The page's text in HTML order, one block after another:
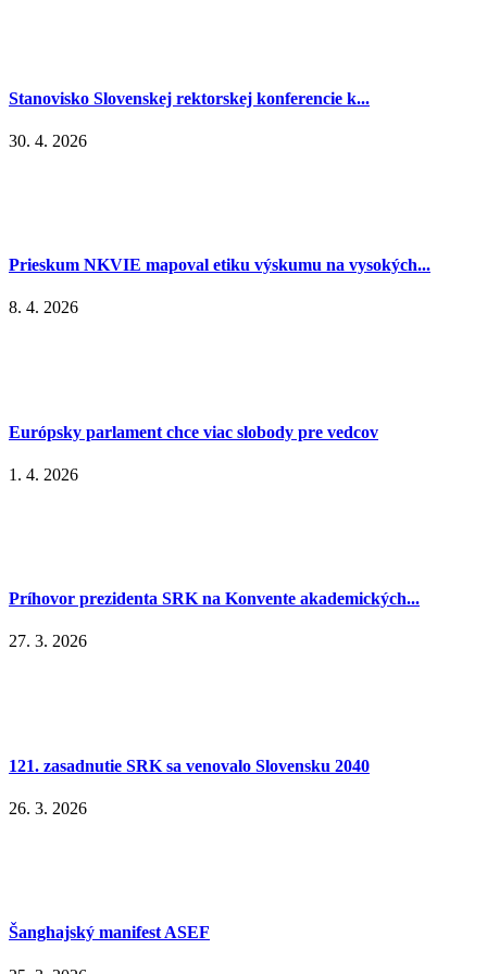
Stanovisko Slovenskej rektorskej konferencie k...
30. 4. 2026
Prieskum NKVIE mapoval etiku výskumu na vysokých...
8. 4. 2026
Európsky parlament chce viac slobody pre vedcov
1. 4. 2026
Príhovor prezidenta SRK na Konvente akademických...
27. 3. 2026
121. zasadnutie SRK sa venovalo Slovensku 2040
26. 3. 2026
Šanghajský manifest ASEF